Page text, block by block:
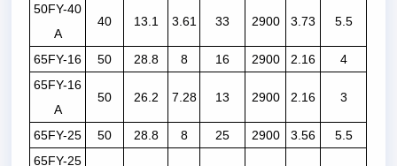
50FY-40
A
40 13.1 3.61 33 2900 3.73 5.5
65FY-16 50 28.8 8 16 2900 2.16
4
65FY-16
A
50 26.2 7.28 13 2900 2.16 3
65FY-25 50 28.8 8 25 2900 3.56
5.5
65FY-25